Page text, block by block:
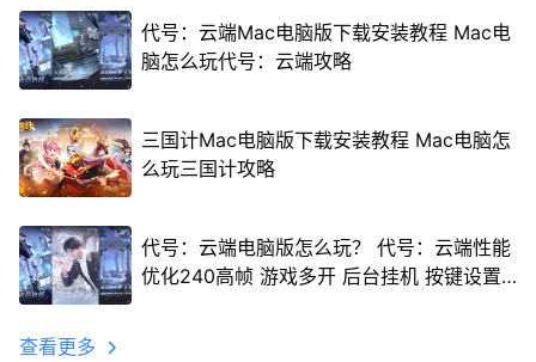
代号：云端Mac电脑版下载安装教程 Mac电
脑怎么玩代号：云端攻略
三国计Mac电脑版下载安装教程 Mac电脑怎
么玩三国计攻略
代号：云端电脑版怎么玩？ 代号：云端性能
优化240高帧 游戏多开 后台挂机 按键设置
查看更多